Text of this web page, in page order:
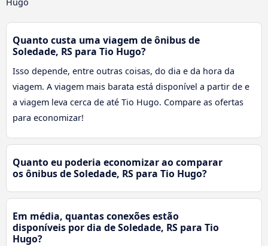
Quanto custa uma viagem de ônibus de
Soledade, RS para Tio Hugo?
Isso depende, entre outras coisas, do dia e da hora da
viagem. A viagem mais barata está disponível a partir de e
a viagem leva cerca de até Tio Hugo. Compare as ofertas
para economizar!
Quanto eu poderia economizar ao comparar
os ônibus de Soledade, RS para Tio Hugo?
Em média, quantas conexões estão
disponíveis por dia de Soledade, RS para Tio
Hugo?